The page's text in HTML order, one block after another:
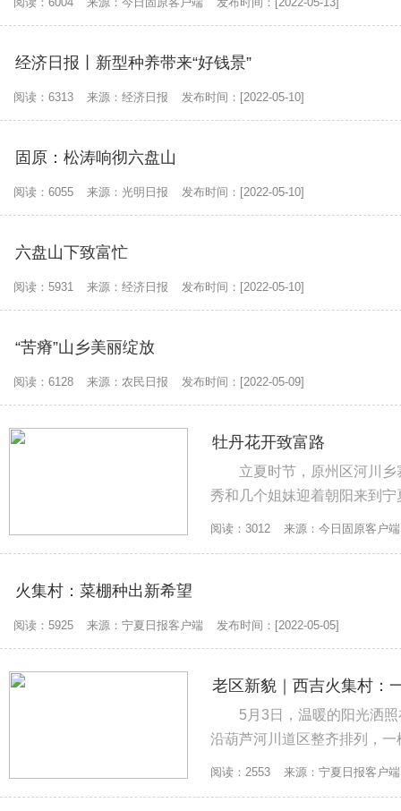
经济日报丨新型种养带来“好钱景”
阅读：6313 来源：经济日报 发布时间：[2022-05-10]
固原：松涛响彻六盘山
阅读：6055 来源：光明日报 发布时间：[2022-05-10]
六盘山下致富忙
阅读：5931 来源：经济日报 发布时间：[2022-05-10]
“苦瘠”山乡美丽绽放
阅读：6128 来源：农民日报 发布时间：[2022-05-09]
牡丹花开致富路
立夏时节，原州区河川乡寨洼
秀和几个姐妹迎着朝阳来到
瓣。中午，她们要将这些新
阅读：3012 来源：今日固原客户端
火集村：菜棚种出新希望
阅读：5925 来源：宁夏日报客户端 发布时间：[2022-05-05]
老区新貌｜西吉火集村：
5月3日，温暖的阳光洒
沿葫芦河川道区整齐排列，一棵棵嫩绿的
松地膜上板结的沙土，尽快放
阅读：2553 来源：宁夏日报客户端